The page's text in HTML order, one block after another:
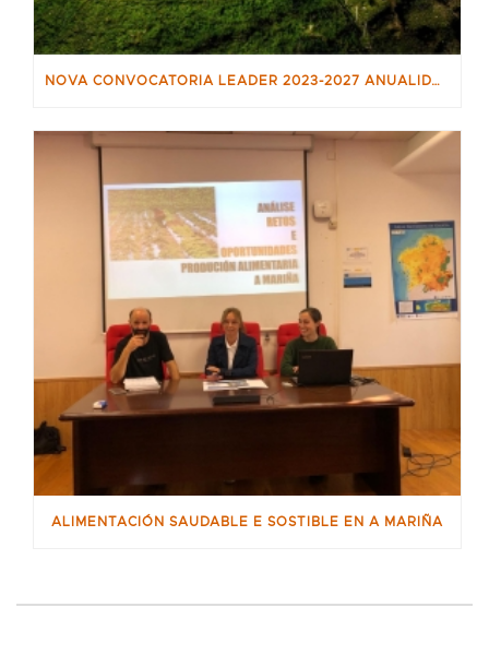
NOVA CONVOCATORIA LEADER 2023-2027 ANUALIDADE 2025
ALIMENTACIÓN SAUDABLE E SOSTIBLE EN A MARIÑA